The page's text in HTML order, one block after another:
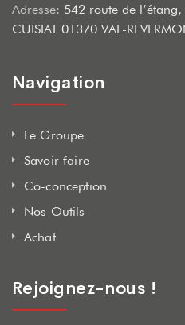
Adresse: 542 route de l’étang,
CUISIAT 01370 VAL-
Navigation
Le Groupe
Savoir-faire
Co-conception
Nos Outils
Achat
Rejoignez-nous !